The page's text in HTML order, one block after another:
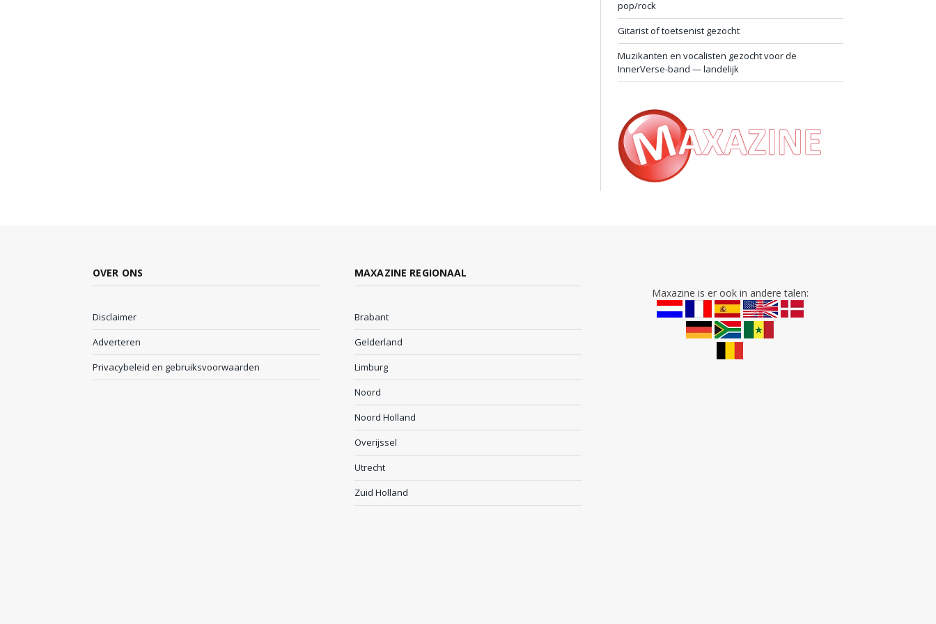
pop/rock
Gitarist of toetsenist gezocht
Muzikanten en vocalisten gezocht voor de
InnerVerse-band — landelijk
OVER ONS
Disclaimer
Adverteren
Privacybeleid en gebruiksvoorwaarden
MAXAZINE REGIONAAL
Brabant
Gelderland
Limburg
Noord
Noord Holland
Overijssel
Utrecht
Zuid Holland
Maxazine is er ook in andere talen: